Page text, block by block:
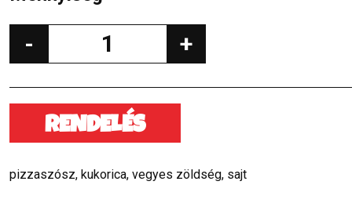
- +
RENDELÉS
pizzaszósz, kukorica, vegyes zöldség, sajt